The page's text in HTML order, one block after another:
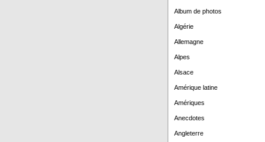
Album de photos
Algérie
Allemagne
Alpes
Alsace
Amérique latine
Amériques
Anecdotes
Angleterre